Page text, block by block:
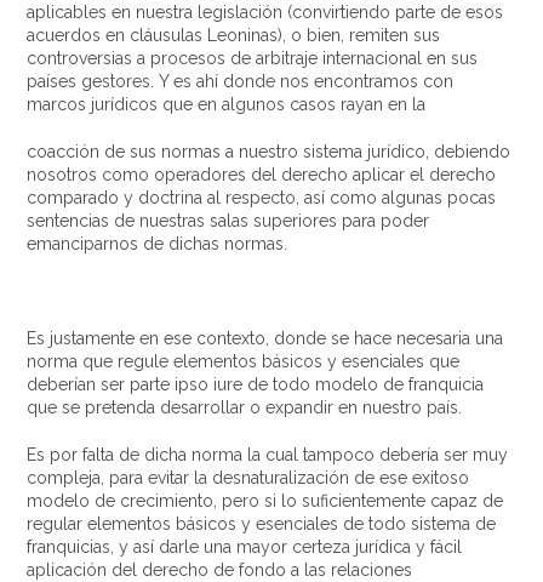
aplicables en nuestra legislación (convirtiendo parte de esos
acuerdos en cláusulas Leoninas), o bien, remiten sus
controversias a procesos de arbitraje internacional en sus
países gestores. Y es ahí donde nos encontramos con
marcos jurídicos que en algunos casos rayan en la
coacción de sus normas a nuestro sistema jurídico, debiendo
nosotros como operadores del derecho aplicar el derecho
comparado y doctrina al respecto, así como algunas pocas
sentencias de nuestras salas superiores para poder
emanciparnos de dichas normas.
Es justamente en ese contexto, donde se hace necesaria una
norma que regule elementos básicos y esenciales que
deberían ser parte ipso iure de todo modelo de franquicia
que se pretenda desarrollar o expandir en nuestro país.
Es por falta de dicha norma la cual tampoco debería ser muy
compleja, para evitar la desnaturalización de ese exitoso
modelo de crecimiento, pero si lo suficientemente capaz de
regular elementos básicos y esenciales de todo sistema de
franquicias, y así darle una mayor certeza jurídica y fácil
aplicación del derecho de fondo a las relaciones